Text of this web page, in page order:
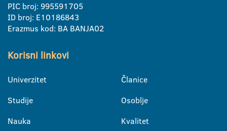
PIC broj: 995591705
ID broj: E10186843
Erazmus kod: BA BANJA02
Korisni linkovi
Univerzitet
Studije
Nauka
Članice
Osoblje
Kvalitet